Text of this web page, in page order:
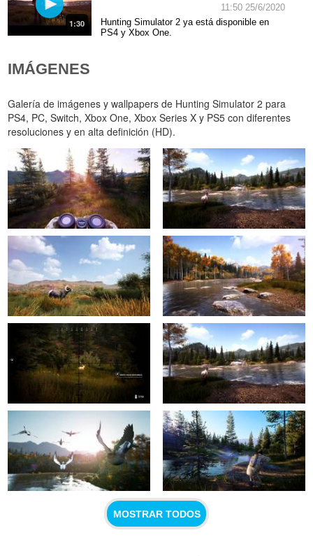
1:30
11:50 25/6/2020
Hunting Simulator 2 ya está disponible en
PS4 y Xbox One.
IMÁGENES
Galería de imágenes y wallpapers de Hunting Simulator 2 para
PS4, PC, Switch, Xbox One, Xbox Series X y PS5 con diferentes
resoluciones y en alta definición (HD).
MOSTRAR TODOS